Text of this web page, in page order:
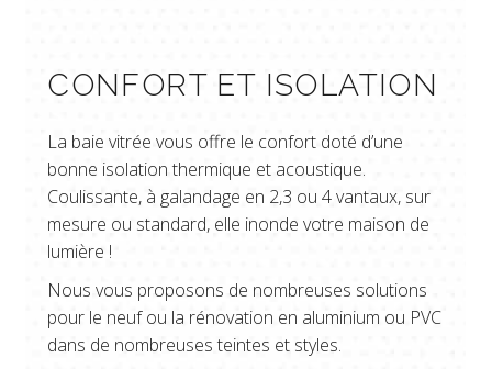
CONFORT ET ISOLATION
La baie vitrée vous offre le confort doté d’une
bonne isolation thermique et acoustique.
Coulissante, à galandage en 2,3 ou 4 vantaux, sur
mesure ou standard, elle inonde votre maison de
lumière !
Nous vous proposons de nombreuses solutions
pour le neuf ou la rénovation en aluminium ou PVC
dans de nombreuses teintes et styles.